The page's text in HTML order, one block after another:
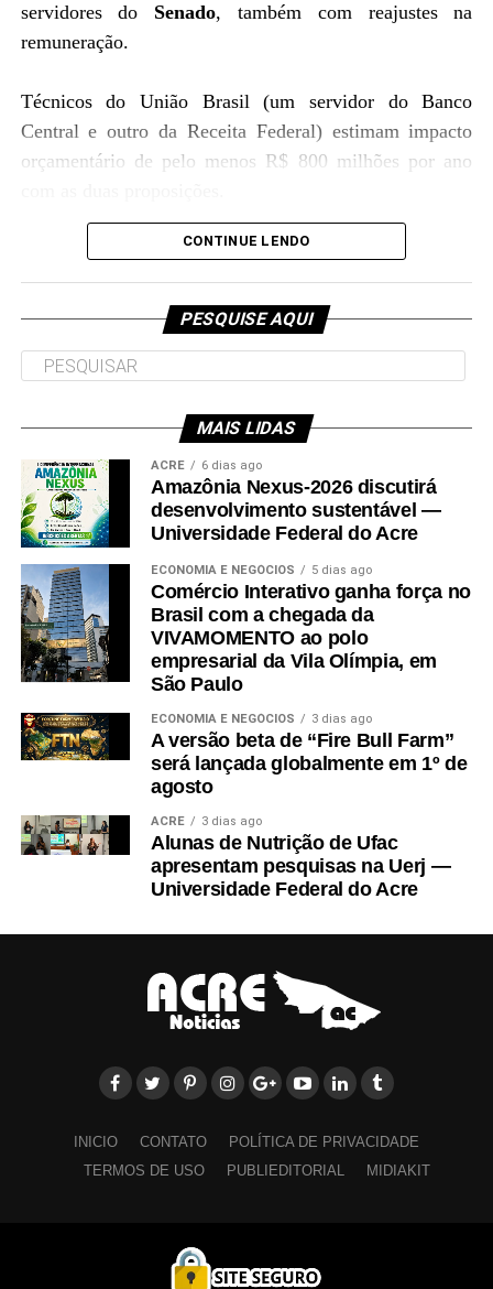
servidores do Senado, também com reajustes na
remuneração.
Técnicos do União Brasil (um servidor do Banco
Central e outro da Receita Federal) estimam impacto
orçamentário de pelo menos R$ 800 milhões por ano
Plenário da Câmara: deputados aprovaram reajustes a
servidores da Casa e do Senado Foto: Carlos
Moura/Agência Senado
A votação dessas duas propostas foi definida na reunião
de líderes feita na manhã desta terça-feira, 3, e passou
também pela aprovação de outro projeto que cria
institutos federais de ensino – um deles em Patos (PB),
Motta(Republicanos-PB).
Alinhamento Estratégico (GDAE), correspondente ao
percentual mínimo de 40% e máximo de 100%,
respectivo cargo efetivo ocupado pelo servidor.
Essa gratificação concede um dia de licença para cada
o salário de altos funcionários da Câmara pode chegar a
aproximadamente R$ 77 mil – casos dos consultores do
CONTINUE LENDO
PESQUISE AQUI
MAIS LIDAS
ACRE 6 dias ago
Amazônia Nexus-2026 discutirá
desenvolvimento sustentável —
Universidade Federal do Acre
ECONOMIA E NEGÓCIOS 5 dias ago
Comércio Interativo ganha força no
Brasil com a chegada da
VIVAMOMENTO ao polo
empresarial da Vila Olímpia, em
São Paulo
ECONOMIA E NEGÓCIOS 3 dias ago
A versão beta de “Fire Bull Farm”
será lançada globalmente em 1º de
agosto
ACRE 3 dias ago
Alunas de Nutrição de Ufac
apresentam pesquisas na Uerj —
Universidade Federal do Acre
INICIO CONTATO
POLÍTICA DE PRIVACIDADE
TERMOS DE USO
PUBLIEDITORIAL MIDIAKIT